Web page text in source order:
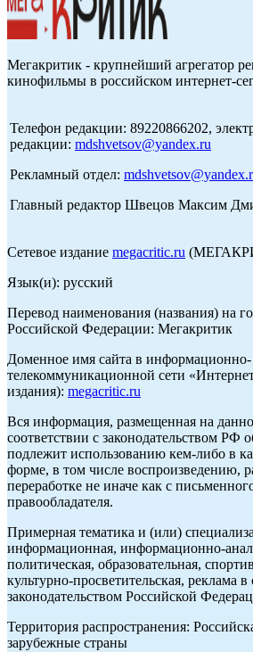
Мегакритик - крупнейший агрегатор
кинофильмы в российском интернет-
Телефон редакции: 89220866202,
редакции: mdshvetsov@yandex.ru
Рекламный отдел:
Главный редактор Швецов Максим
Сетевое издание megacritic.ru
Язык(и): русский
Перевод наименования (названия) на
Российской Федерации: Мегакритик
Доменное имя сайта в информационно-
телекоммуникационной сети
издания): megacritic.ru
Вся информация, размещенная на
соответствии с законодательством РФ
подлежит использованию кем-либо в
форме, в том числе воспроизведению,
переработке не иначе как с
правообладателя.
Примерная тематика и (или)
информационная, информационно-
политическая, образовательная,
культурно-просветительская, реклама в
законодательством Российской
Территория распространения:
зарубежные страны